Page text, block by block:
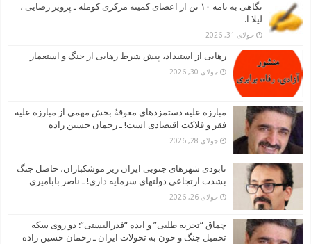
نگاهی به نامه ۱۰ تن از اعضای کمیته مرکزی کومله ـ پرویز رضایی ،
لیلا ا.
جولای 31, 2026
رهایی از استبداد، پیش شرط رهایی از جنگ و استعمار
جولای 30, 2026
مبارزه علیه دستمزدهای معوقهُ بخش مهمی از مبارزه علیه
فقر و فلاکت اقتصادی است! ـ رحمان حسین زاده
جولای 28, 2026
نابودی شهرهای جنوبی ایران زیر موشکباران، حاصل جنگ
بشدت ارتجاعی دولتهای سرمایه داری! ـ ناصر بابامیری
جولای 26, 2026
چماق “تجزیه طلبی” و ایده “فدرالیستی”: دو روی سکه
تحمیل جنگ و خون به تحولات ایران ـ رحمان حسین زاده